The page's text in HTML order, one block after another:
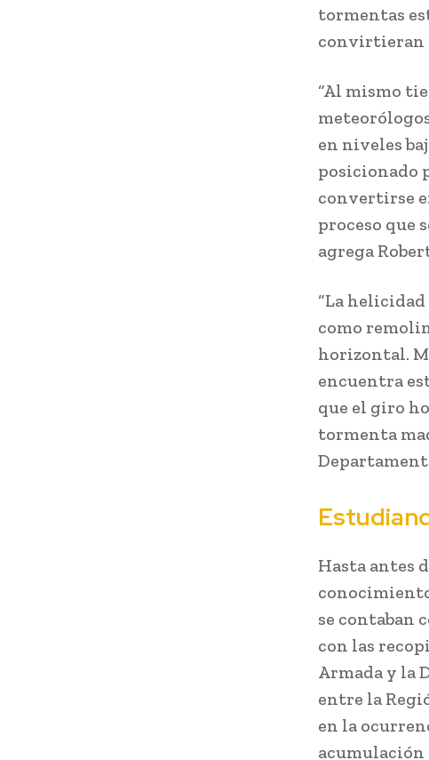
tormentas
convirtieran
“Al mismo
en niveles
posicionado
convertirse
proceso que
agrega
“La
como
horizontal.
encuentra
que el giro
tormenta
Hasta antes
se contaban
con las
Armada y la
entre la
en la
acumulación